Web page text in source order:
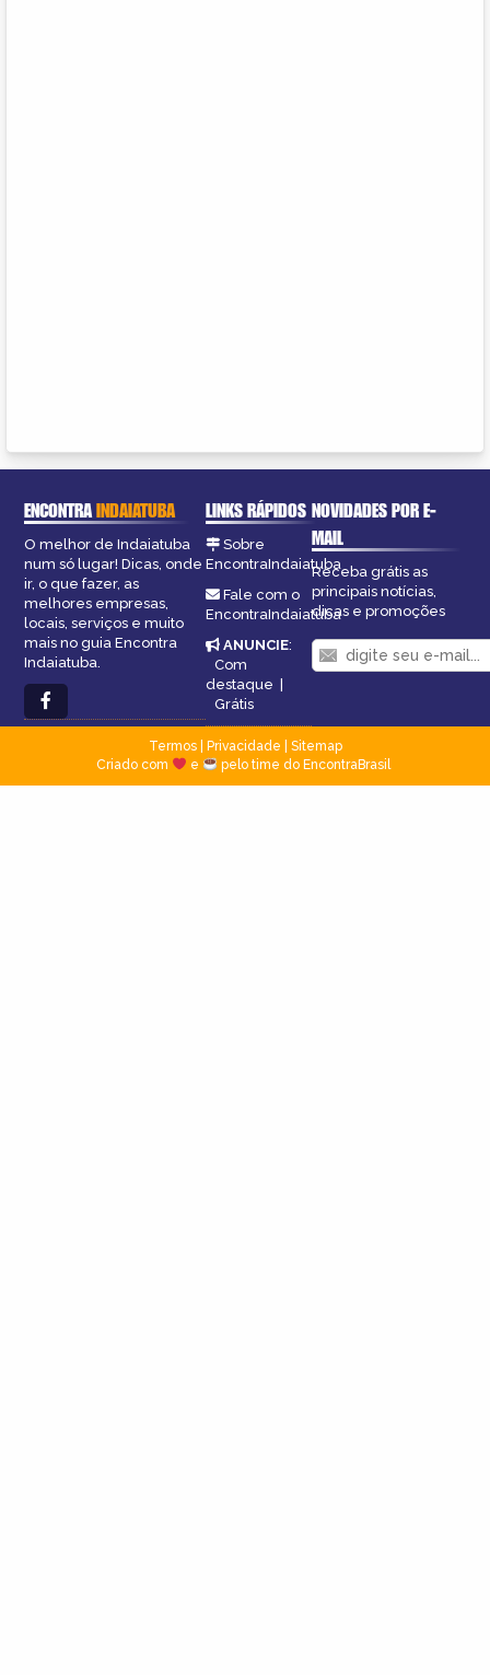
ENCONTRAINDAIATUBA
O melhor de Indaiatuba
num só lugar! Dicas, onde
ir, o que fazer, as
melhores empresas,
locais, serviços e muito
mais no guia Encontra
Indaiatuba.
LINKS RÁPIDOS
Sobre
EncontraIndaiatuba
Fale com o
EncontraIndaiatuba
ANUNCIE:
Com
destaque |
Grátis
NOVIDADES POR E-
MAIL
Receba grátis as
principais notícias,
dicas e promoções
Termos| Privacidade
Sitemap
Criado com
e pelo time do EncontraBrasil